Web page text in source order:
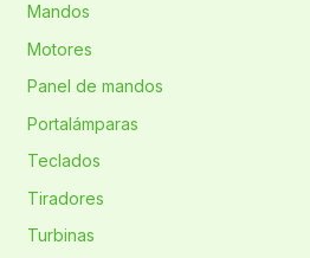
Mandos
Motores
Panel de mandos
Portalámparas
Teclados
Tiradores
Turbinas